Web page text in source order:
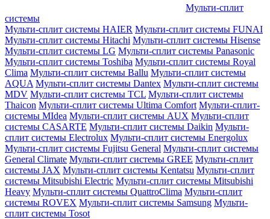
Мульти-сплит
системы
Мульти-сплит системы HAIER Мульти-сплит системы FUNAI
Мульти-сплит системы Hitachi Мульти-сплит системы Hisense
Мульти-сплит системы LG Мульти-сплит системы Panasonic
Мульти-сплит системы Toshiba Мульти-сплит системы Royal
Clima Мульти-сплит системы Ballu Мульти-сплит системы
AQUA Мульти-сплит системы Dantex Мульти-сплит системы
MDV Мульти-сплит системы TCL Мульти-сплит системы
Thaicon Мульти-сплит системы Ultima Comfort Мульти-сплит-
системы MIdea Мульти-сплит системы AUX Мульти-сплит
системы CASARTE Мульти-сплит системы Daikin Мульти-
сплит системы Electrolux Мульти-сплит системы Energolux
Мульти-сплит системы Fujitsu General Мульти-сплит системы
General Climate Мульти-сплит системы GREE Мульти-сплит
системы JAX Мульти-сплит системы Kentatsu Мульти-сплит
системы Mitsubishi Electric Мульти-сплит системы Mitsubishi
Heavy Мульти-сплит системы QuattroClima Мульти-сплит
системы ROVEX Мульти-сплит системы Samsung Мульти-
сплит системы Tosot